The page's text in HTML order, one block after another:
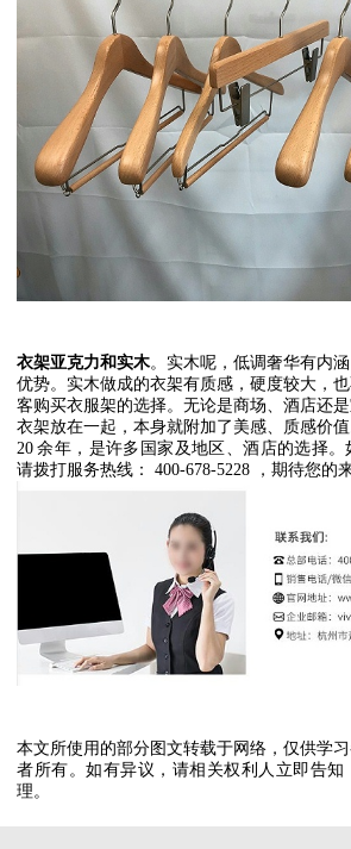
衣架亚克力和实木。实木呢，低调奢华有内
优势。实木做成的衣架有质感，硬度较大，
客购买衣服架的选择。无论是商场、酒店还
衣架放在一起，本身就附加了美感、质感价
20 余年，是许多国家及地区、酒店的选择
请拨打服务热线：
400-678-5228 ，期待您的
本文所使用的部分图文转载于网络，仅供学
者所有。如有异议，请相关权利人立即告知
理。